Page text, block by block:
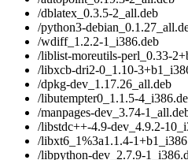
/dblatex_0.3.5-2_all.deb
/python3-
/wdiff_1.2.2-1_i386.deb
/liblist-moreutils-perl_0.33-
/libxcb-dri2-0_1.10-
/dpkg-dev_1.17.26_all.deb
/libutempter0_1.1.5-
/manpages-dev_3.74-
/libstdc++-4.9-dev_4.9.2-
/libxt6_1%3a1.1.4-
/libpython-dev_2.7.9-